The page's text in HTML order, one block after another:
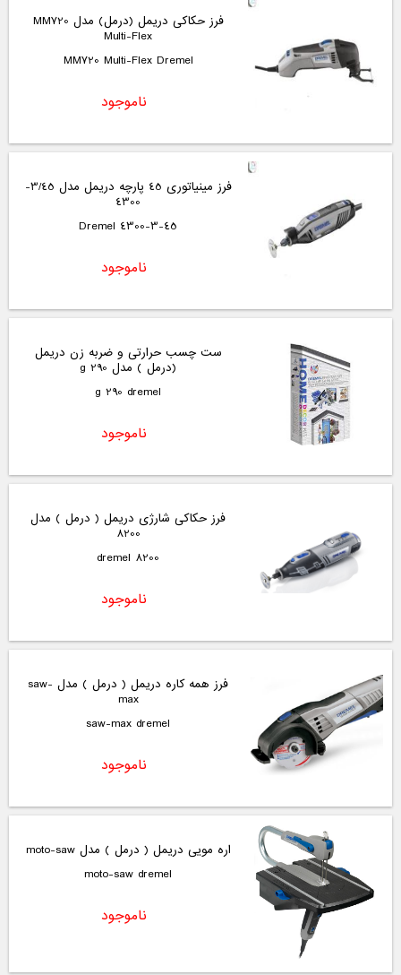
فرز حکاکی دریمل (درمل) مدل MM720
Multi-Flex
MM720 Multi-Flex Dremel
ناموجود
فرز مینیاتوری 45 پارچه دریمل مدل 3/45-
4300
4300-3-45 Dremel
ناموجود
ست چسب حرارتی و ضربه زن دریمل
(درمل ) مدل g 290
g 290 dremel
ناموجود
فرز حکاکی شارژی دریمل ( درمل ) مدل
8200
8200 dremel
ناموجود
فرز همه کاره دریمل ( درمل ) مدل saw-
max
saw-max dremel
ناموجود
اره مویی دریمل ( درمل ) مدل moto-saw
moto-saw dremel
ناموجود